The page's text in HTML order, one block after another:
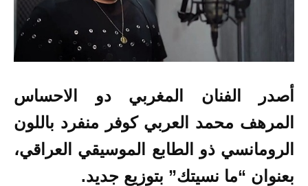
أصدر الفنان المغربي دو الاحساس
المرهف محمد العربي كوفر منفرد باللون
الرومانسي ذو الطابع الموسيقي العراقي،
بعنوان “ما نسيتك” بتوزيع جديد.